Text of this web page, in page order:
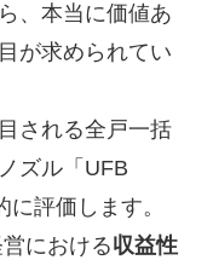
、本当に価値あ
が求められてい
される全戸一括
ズル「UFB
に評価します。
における収益性